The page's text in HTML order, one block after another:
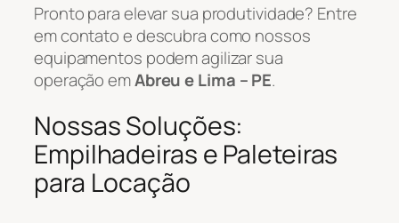
Pronto para elevar sua produtividade? Entre
em contato e descubra como nossos
equipamentos podem agilizar sua
operação emAbreu e Lima – PE.
Nossas Soluções:
Empilhadeiras e Paleteiras
para Locação